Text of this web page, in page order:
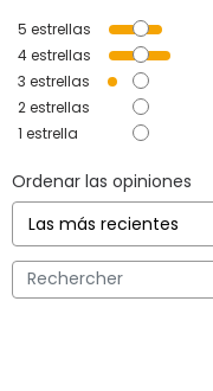
5 estrellas
4estrellas
3 estrellas
2estrellas
1 estrella
Ordenar las opiniones